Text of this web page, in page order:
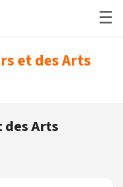
☰
et des Arts
des Arts